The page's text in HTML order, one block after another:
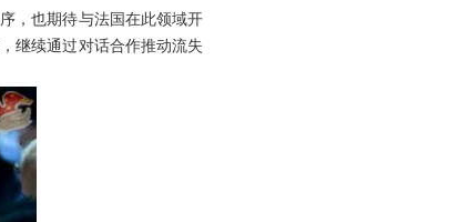
，也期待与法国在此领域开
继续通过对话合作推动流失